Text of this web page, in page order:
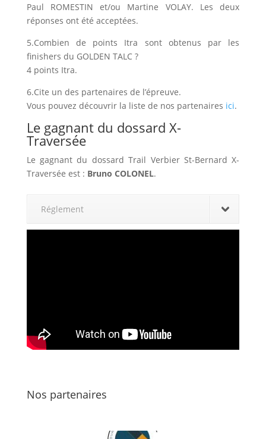
Paul ROMESTIN et/ou Martine VOLAY. Les deux
réponses ont été acceptées.
5.Combien de points Itra sont obtenus par les
finishers du GOLDEN TALC ?
4 points Itra.
6.Cite un des partenaires de l’épreuve.
Vous pouvez découvrir la liste de nos partenaires ici.
Le gagnant du dossard X-
Traversée
Le gagnant du dossard Trail Verbier St-Bernard X-
Traversée est : Bruno COLONEL.
Réglement
Nos partenaires